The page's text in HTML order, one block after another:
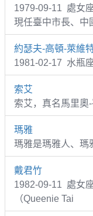
1979-09-11 處女
現任臺中市長、中
約瑟夫-高頓-萊維
1981-02-17 水瓶
索艾
索艾，真名馬里奧
瑪雅
瑪雅是瑪雅人、瑪
戴君竹
1982-09-11 處女
（Queenie Tai